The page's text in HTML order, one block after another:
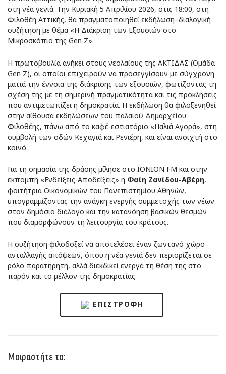
στη νέα γενιά. Την Κυριακή 5 Απριλίου 2026, στις 18:00, στη
Φιλοθέη Αττικής, θα πραγματοποιηθεί εκδήλωση–διαλογική
συζήτηση με θέμα «Η Διάκριση των Εξουσιών στο
Μικροσκόπιο της Gen Z».
Η πρωτοβουλία ανήκει στους νεολαίους της ΑΚΤΙΔΑΣ (Ομάδα
Gen Z), οι οποίοι επιχειρούν να προσεγγίσουν με σύγχρονη
ματιά την έννοια της διάκρισης των εξουσιών, φωτίζοντας τη
σχέση της με τη σημερινή πραγματικότητα και τις προκλήσεις
που αντιμετωπίζει η δημοκρατία. Η εκδήλωση θα φιλοξενηθεί
στην αίθουσα εκδηλώσεων του παλαιού Δημαρχείου
Φιλοθέης, πάνω από το καφέ-εστιατόριο «Παλιά Αγορά», στη
συμβολή των οδών Κεχαγιά και Ρενιέρη, και είναι ανοιχτή στο
κοινό.
Για τη σημασία της δράσης μίλησε στο IONION FM και στην
εκπομπή «Ενδείξεις-Αποδείξεις» η Φαίη Ζανίδου-Αβέρη,
φοιτήτρια Οικονομικών του Πανεπιστημίου Αθηνών,
υπογραμμίζοντας την ανάγκη ενεργής συμμετοχής των νέων
στον δημόσιο διάλογο και την κατανόηση βασικών θεσμών
που διαμορφώνουν τη λειτουργία του κράτους.
Η συζήτηση φιλοδοξεί να αποτελέσει έναν ζωντανό χώρο
ανταλλαγής απόψεων, όπου η νέα γενιά δεν περιορίζεται σε
ρόλο παρατηρητή, αλλά διεκδικεί ενεργά τη θέση της στο
παρόν και το μέλλον της δημοκρατίας.
ΕΠΙΣΤΡΟΦΉ
Μοιραστήτε το: